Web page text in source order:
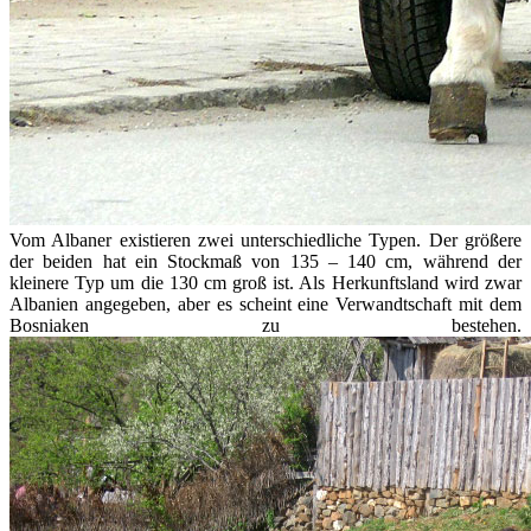
Vom Albaner existieren zwei unterschiedliche Typen. Der größere
der beiden hat ein Stockmaß von 135 – 140 cm, während der
kleinere Typ um die 130 cm groß ist. Als Herkunftsland wird zwar
Albanien angegeben, aber es scheint eine Verwandtschaft mit dem
Bosniaken zu bestehen.